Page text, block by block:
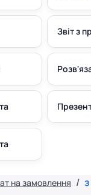
Звіт з
на замовлення